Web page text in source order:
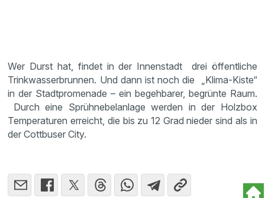
Wer Durst hat, findet in der Innenstadt drei öffentliche
Trinkwasserbrunnen. Und dann ist noch die „Klima-Kiste“
in der Stadtpromenade – ein begehbarer, begrünte Raum.
Durch eine Sprühnebelanlage werden in der Holzbox
Temperaturen erreicht, die bis zu 12 Grad nieder sind als in
der Cottbuser City.